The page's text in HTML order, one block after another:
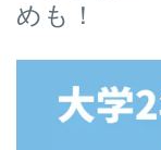
めも！